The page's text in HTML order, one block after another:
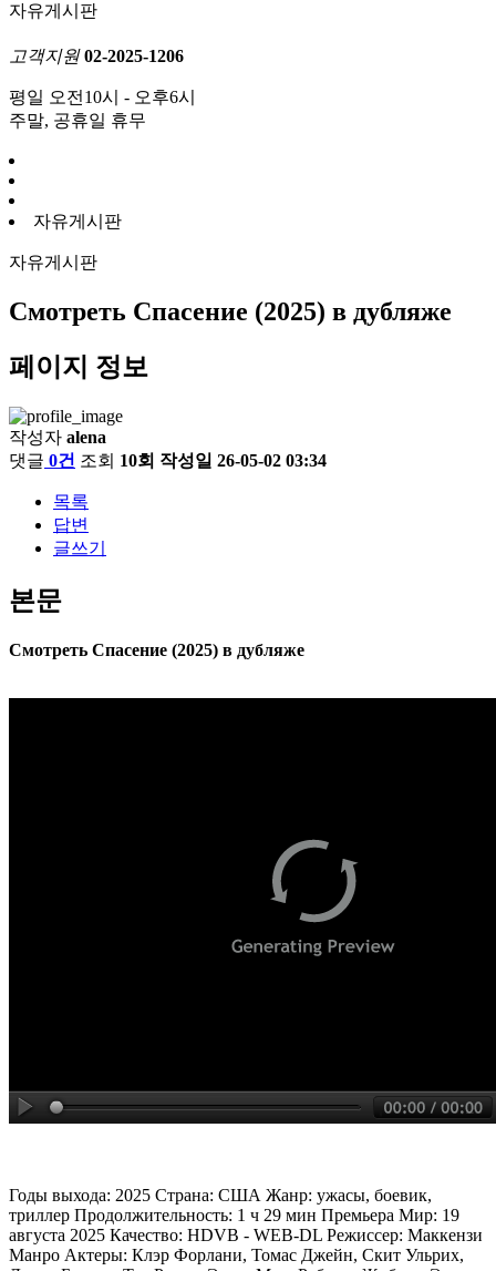
자유게시판
고객지원 02-2025-1206
평일 오전10시 - 오후6시
주말, 공휴일 휴무
자유게시판
자유게시판
Смотреть Спасение (2025) в дубляже
페이지 정보
작성자 alena
댓글 0건 조회 10회 작성일 26-05-02 03:34
목록
답변
글쓰기
본문
Смотреть Спасение (2025) в дубляже
Годы выхода: 2025 Страна: США Жанр: ужасы, боевик,
триллер Продолжительность: 1 ч 29 мин Премьера Мир: 19
августа 2025 Качество: HDVB - WEB-DL Режиссер: Маккензи
Манро Актеры: Клэр Форлани, Томас Джейн, Скит Ульрих,